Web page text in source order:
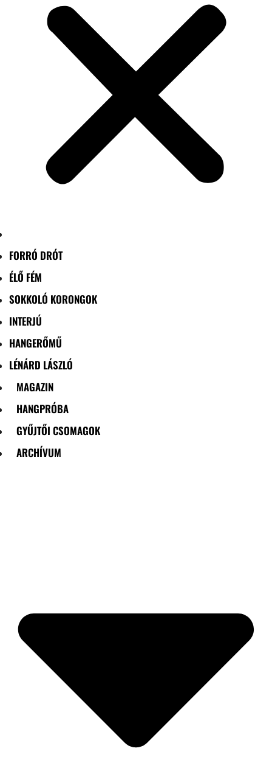
FORRÓ DRÓT
ÉLŐ FÉM
SOKKOLÓ KORONGOK
INTERJÚ
HANGERŐMŰ
LÉNÁRD LÁSZLÓ
MAGAZIN
HANGPRÓBA
GYŰJTŐI CSOMAGOK
ARCHÍVUM